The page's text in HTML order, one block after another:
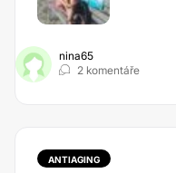
nina65
2 komentáře
ANTIAGING